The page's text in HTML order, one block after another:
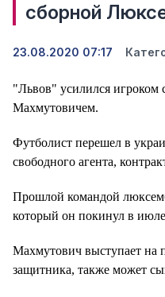
сборной
23.08.2020 07:17
"Львов" усилился
Махмутовичем.
Футболист перешел в
свободного агента,
Прошлой командой
который он покинул в
Махмутович выступает на
защитника, также может